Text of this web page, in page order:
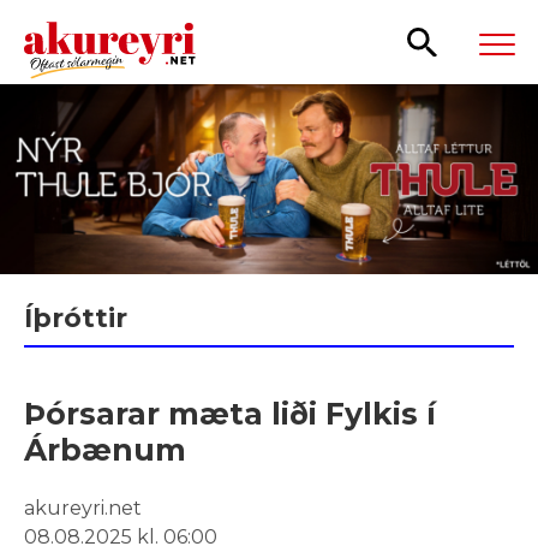
Leita
Íþróttir
Þórsarar mæta liði Fylkis í
Árbænum
akureyri.net
08.08.2025 kl. 06:00